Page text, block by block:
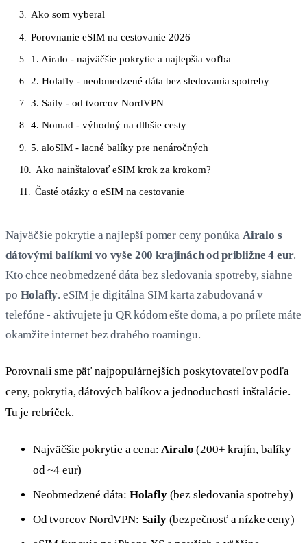
3. Ako som vyberal
4. Porovnanie eSIM na cestovanie 2026
5. 1. Airalo - najväčšie pokrytie a najlepšia voľba
6. 2. Holafly - neobmedzené dáta bez sledovania spotreby
7. 3. Saily - od tvorcov NordVPN
8. 4. Nomad - výhodný na dlhšie cesty
9. 5. aloSIM - lacné balíky pre nenáročných
10. Ako nainštalovať eSIM krok za krokom?
11. Časté otázky o eSIM na cestovanie
Najväčšie pokrytie a najlepší pomer ceny ponúka Airalo s
dátovými balíkmi vo vyše 200 krajinách od približne 4 eur.
Kto chce neobmedzené dáta bez sledovania spotreby, siahne
po Holafly. eSIM je digitálna SIM karta zabudovaná v
telefóne - aktivujete ju QR kódom ešte doma, a po prílete máte
okamžite internet bez drahého roamingu.
Porovnali sme päť najpopulárnejších poskytovateľov podľa
ceny, pokrytia, dátových balíkov a jednoduchosti inštalácie.
Tu je rebríček.
Najväčšie pokrytie a cena:Airalo (200+ krajín, balíky
od ~4 eur)
Neobmedzené dáta: Holafly(bez sledovania spotreby)
Od tvorcov NordVPN: Saily(bezpečnosť a nízke ceny)